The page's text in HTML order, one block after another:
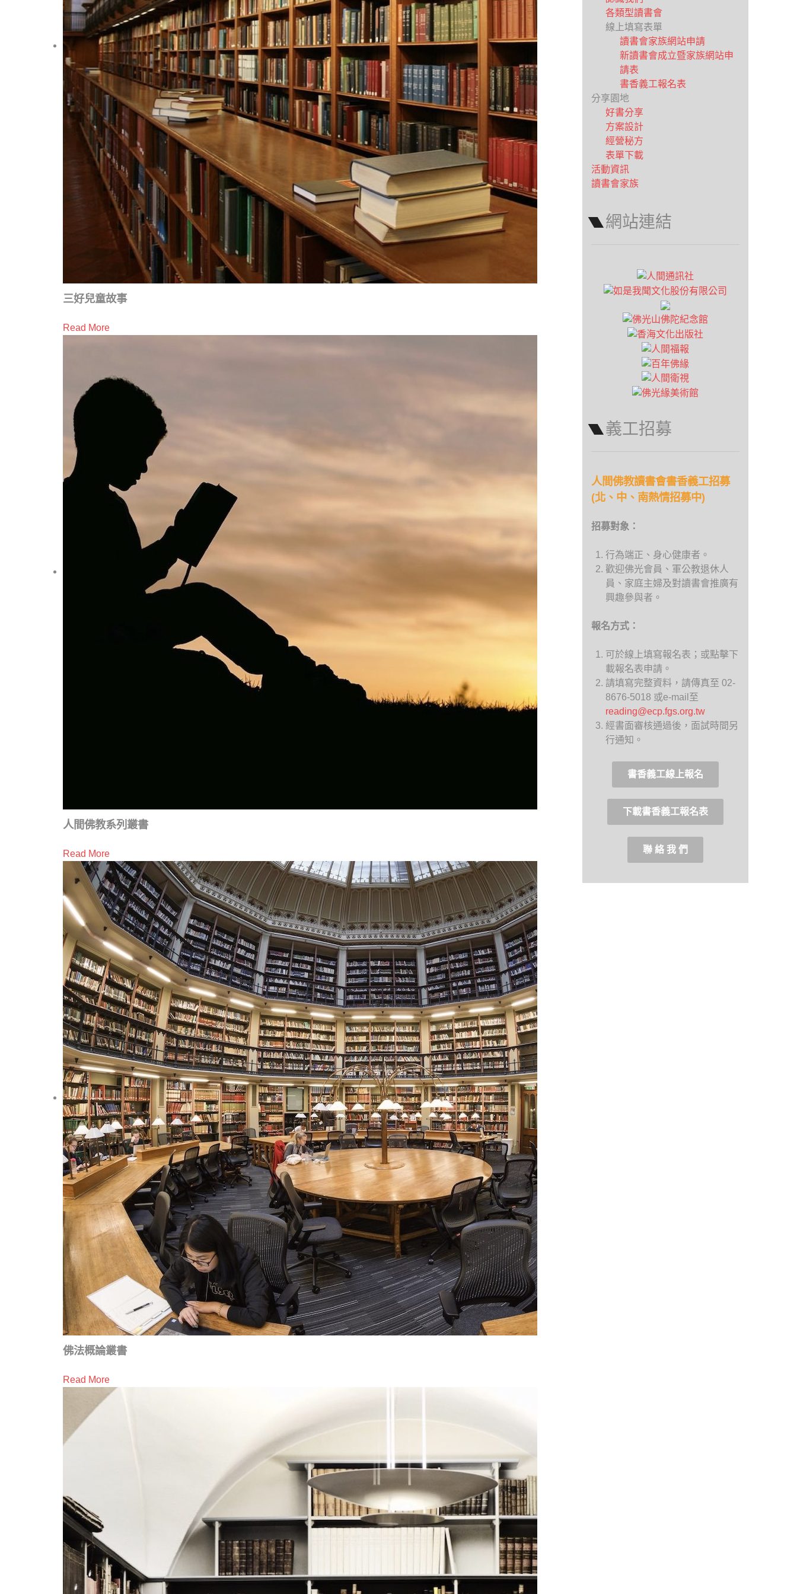
三好兒童故事
Read More
人間佛教系列叢書
Read More
佛法概論叢書
Read More
各類型讀書會
線上填寫表單
讀書會家族網站申請
新讀書會成立暨家族網站申
請表
書香義工報名表
分享園地
好書分享
方案設計
經營秘方
表單下載
活動資訊
讀書會家族
網站連結
義工招募
人間佛教讀書會書香義工招募
(北、中、南熱情招募中)
招募對象：
行為端正、身心健康者。
歡迎佛光會員、軍公教退休人
員、家庭主婦及對讀書會推廣有
興趣參與者。
報名方式：
可於線上填寫報名表；或點擊下
載報名表申請。
請填寫完整資料，請傳真至 02-
8676-5018 或e-mail至
reading@ecp.fgs.org.tw
經書面審核通過後，面試時間另
行通知。
書香義工線上報名
下載書香義工報名表
聯 絡 我 們